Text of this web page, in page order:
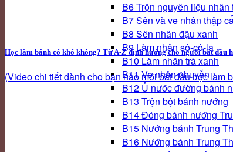
B6 Trộn nguyên liệu nhân
B7 Sên và ve nhân thập
B8 Sên nhân đậu xanh
B9 Làm nhân sô-cô-la
B10 Làm nhân trà xanh
B11 Ve nhân nhuyễn
B12 Ủ nước đường bánh
B13 Trộn bột bánh nướng
B14 Đóng bánh nướng
B15 Nướng bánh Trung
B16 Nướng bánh Trung
Học làm bánh có khó không? Từ A-Z định hướng cho người bắt đầu
(Video chi tiết dành cho bạn nào mới bắt đầu học làm